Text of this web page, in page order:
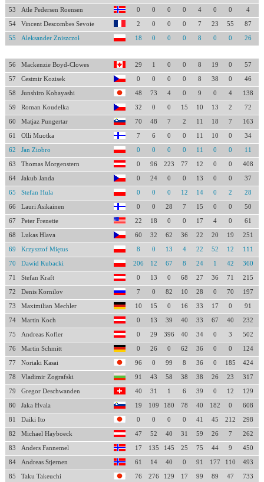
53 Atle Pedersen Roensen 0 0 0 0 4 0 0 4
54 Vincent Descombes Sevoie 2 0 0 0 7 23 55 87
55 Aleksander Zniszczoł 18 0 0 0 8 0 0 26
56 Mackenzie Boyd-Clowes 29 1 0 0 8 19 0 57
57 Cestmir Kozisek 0 0 0 0 8 38 0 46
58 Junshiro Kobayashi 48 73 4 0 9 0 4 138
59 Roman Koudelka 32 0 0 15 10 13 2 72
60 Matjaz Pungertar 70 48 7 2 11 18 7 163
61 Olli Muotka 7 6 0 0 11 10 0 34
62 Jan Ziobro 0 0 0 0 11 0 0 11
63 Thomas Morgenstern 0 96 223 77 12 0 0 408
64 Jakub Janda 0 24 0 0 13 0 0 37
65 Stefan Hula 0 0 0 12 14 0 2 28
66 Lauri Asikainen 0 0 28 7 15 0 0 50
67 Peter Frenette 22 18 0 0 17 4 0 61
68 Lukas Hlava 60 32 62 36 22 20 19 251
69 Krzysztof Miętus 8 0 13 4 22 52 12 111
70 Dawid Kubacki 206 12 67 8 24 1 42 360
71 Stefan Kraft 0 13 0 68 27 36 71 215
72 Denis Kornilov 7 0 82 10 28 0 70 197
73 Maximilian Mechler 10 15 0 16 33 17 0 91
74 Martin Koch 0 13 39 40 33 67 40 232
75 Andreas Kofler 0 29 396 40 34 0 3 502
76 Martin Schmitt 0 26 0 62 36 0 0 124
77 Noriaki Kasai 96 0 99 8 36 0 185 424
78 Vladimir Zografski 91 43 58 38 38 26 23 317
79 Gregor Deschwanden 40 31 1 6 39 0 12 129
80 Jaka Hvala 19 109 180 78 40 182 0 608
81 Daiki Ito 0 0 0 0 41 45 212 298
82 Michael Hayboeck 47 52 40 31 59 26 7 262
83 Anders Fannemel 17 135 145 25 75 44 9 450
84 Andreas Stjernen 61 14 40 0 91 177 110 493
85 Taku Takeuchi 76 276 129 17 99 89 47 733